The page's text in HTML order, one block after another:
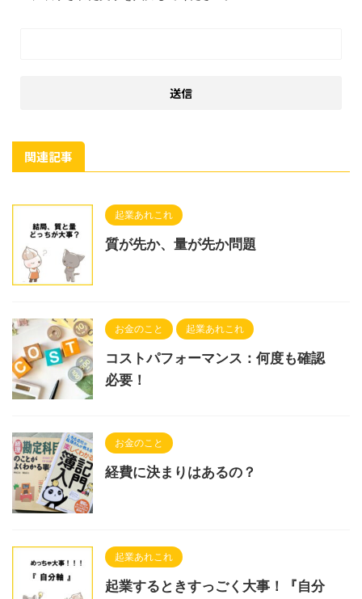
関連記事
起業あれこれ
質が先か、量が先か問題
お金のこと 起業あれこれ
コストパフォーマンス：何度も確認
必要！
お金のこと
経費に決まりはあるの？
起業あれこれ
起業するときすっごく大事！『自分